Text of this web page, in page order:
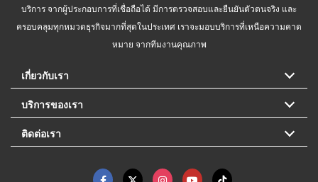
บริการ จากผู้ประกอบการที่เชื่อถือได้ มีการตรวจสอบและยืนยันตัวตนจริง และ
ครอบคลุมทุกหมวดธุรกิจมากที่สุดในประเทศ เราจะมอบบริการที่เหนือความคาด
หมาย จากทีมงานคุณภาพ
เกี่ยวกับเรา
บริการของเรา
ติดต่อเรา